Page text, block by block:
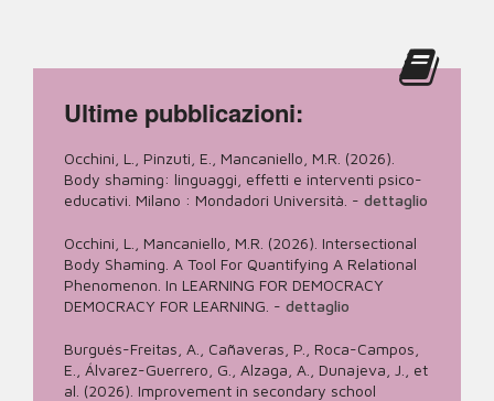
Ultime pubblicazioni:
Occhini, L., Pinzuti, E., Mancaniello, M.R. (2026).
Body shaming: linguaggi, effetti e interventi psico-
educativi. Milano : Mondadori Università. - dettaglio
Occhini, L., Mancaniello, M.R. (2026). Intersectional
Body Shaming. A Tool For Quantifying A Relational
Phenomenon. In LEARNING FOR DEMOCRACY
DEMOCRACY FOR LEARNING. - dettaglio
Burgués-Freitas, A., Cañaveras, P., Roca-Campos,
E., Álvarez-Guerrero, G., Alzaga, A., Dunajeva, J., et
al. (2026). Improvement in secondary school